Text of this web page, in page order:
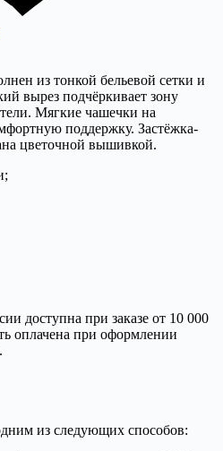
из тонкой бельевой сетки и
вырез подчёркивает зону
Мягкие чашечки на
поддержку. Застёжка-
цветочной вышивкой.
доступна при заказе от 10 000
оплачена при оформлении
из следующих способов: